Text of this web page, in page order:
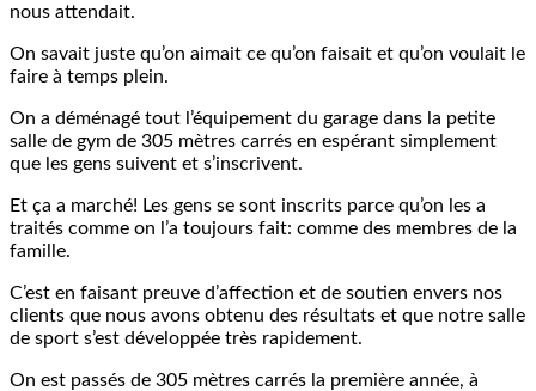
nous attendait.
On savait juste qu’on aimait ce qu’on faisait et qu’on voulait le
faire à temps plein.
On a déménagé tout l’équipement du garage dans la petite
salle de gym de 305 mètres carrés en espérant simplement
que les gens suivent et s’inscrivent.
Et ça a marché! Les gens se sont inscrits parce qu’on les a
traités comme on l’a toujours fait: comme des membres de la
famille.
C’est en faisant preuve d’affection et de soutien envers nos
clients que nous avons obtenu des résultats et que notre salle
de sport s’est développée très rapidement.
On est passés de 305 mètres carrés la première année, à